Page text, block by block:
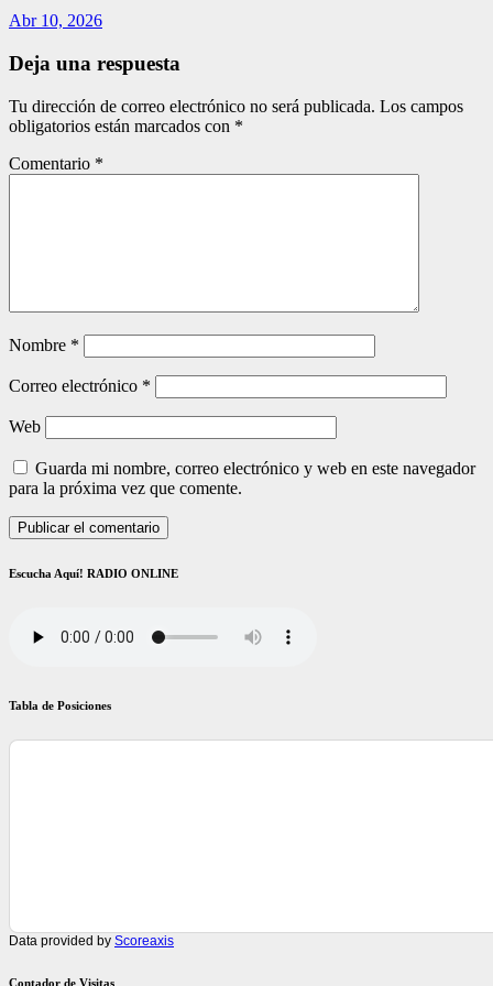
Abr 10, 2026
Deja una respuesta
Tu dirección de correo electrónico no será publicada. Los campos
obligatorios están marcados con *
Comentario *
Nombre *
Correo electrónico *
Web
Guarda mi nombre, correo electrónico y web en este navegador
para la próxima vez que comente.
Escucha Aquí! RADIO ONLINE
Tabla de Posiciones
Data provided by Scoreaxis
Contador de Visitas